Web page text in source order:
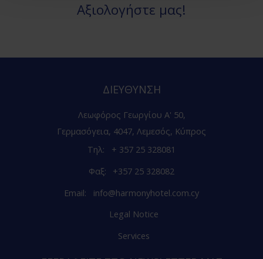
Αξιολογήστε μας!
ΔΙΕΎΘΥΝΣΗ
Λεωφόρος Γεωργίου Α' 50,
Γερμασόγεια, 4047, Λεμεσός, Κύπρος
Τηλ:
+ 357 25 328081
Φαξ:
+357 25 328082
Email:
info@harmonyhotel.com.cy
Legal Notice
Services